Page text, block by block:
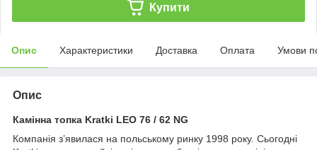
Купити
Опис Характеристики Доставка Оплата Умови
Опис
Камінна топка Kratki LEO 76 / 62 NG
Компанія з’явилася на польському ринку 1998 року. Сьогодні